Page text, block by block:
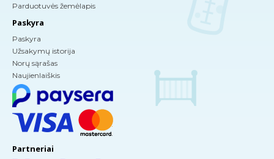
Parduotuvės žemėlapis
Paskyra
Paskyra
Užsakymų istorija
Norų sąrašas
Naujienlaiškis
Partneriai